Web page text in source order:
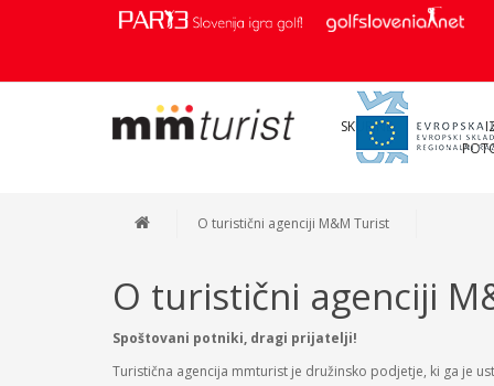
SKUPINE
O turistični agenciji M&M Turist
O turistični agenciji
Spoštovani potniki, dragi prijatelji!
Turistična agencija mmturist je družinsko podjetje, ki ga je